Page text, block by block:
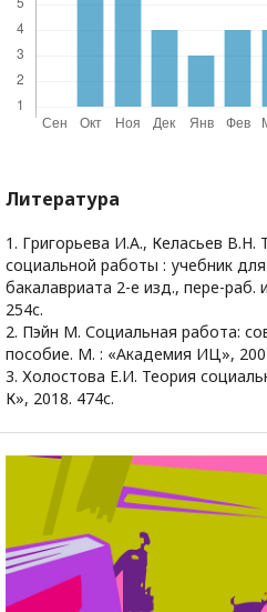
Литература
1. Григорьева И.А., Келасьев В.Н.
социальной работы : учебник
бакалавриата 2-е изд., пере-
254с.
2. Пэйн М. Социальная работа:
пособие. М. : «Академия ИЦ»,
3. Холостова Е.И. Теория
К», 2018. 474с.